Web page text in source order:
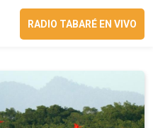
RADIO TABARÉ EN VIVO